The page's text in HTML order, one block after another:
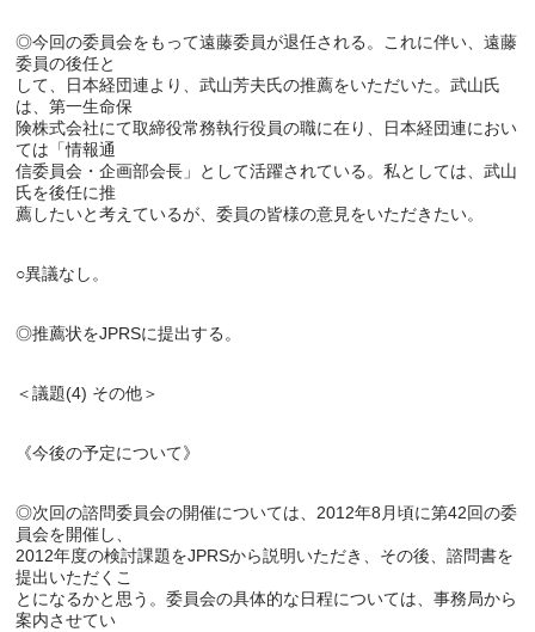
◎今回の委員会をもって遠藤委員が退任される。これに伴い、遠藤
委員の後任と
して、日本経団連より、武山芳夫氏の推薦をいただいた。武山氏
は、第一生命保
険株式会社にて取締役常務執行役員の職に在り、日本経団連におい
ては「情報通
信委員会・企画部会長」として活躍されている。私としては、武山
氏を後任に推
◎次回の諮問委員会の開催については、2012年8月頃に第42回の委
員会を開催し、
2012年度の検討課題をJPRSから説明いただき、その後、諮問書を
提出いただくこ
とになるかと思う。委員会の具体的な日程については、事務局から
案内させてい